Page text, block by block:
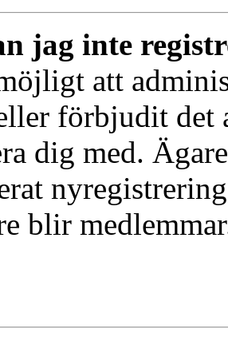
jag inte
att
förbjudit det
dig med.
blir